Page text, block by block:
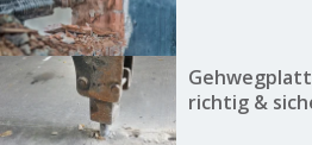
richtig &